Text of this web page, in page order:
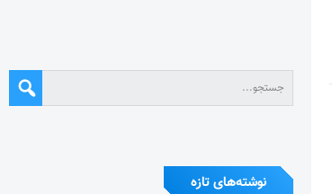
نوشته‌های تازه